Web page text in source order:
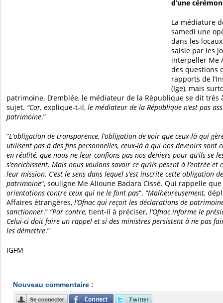
d’une
La médiature
samedi une
dans les
saisie par les
interpeller Me
des questions
rapports de
(Ige), mais
patrimoine. D’emblée, le médiateur de la République se dit très
sujet. “Car, explique-t-il,le médiateur de la République n’est pas
patrimoine.”
“L’obligation de transparence, l’obligation de voir que ceux-là qui
utilisent pas à des fins personnelles, ceux-là à qui nos devenirs sont
en réalité, que nous ne leur confions pas nos deniers pour qu’ils se
s’enrichissent. Mais nous voulons savoir ce qu’ils pèsent à l’entrée et
leur mission. C’est le sens dans lequel s’est inscrite cette obligation
patrimoine“, souligne Me Alioune Badara Cissé. Qui rappelle que
orientations contre ceux qui ne le font pas“. “Malheureusement,
Affaires étrangères,l’Ofnac qui reçoit les déclarations de
sanctionner.” “Par contre, tient-il à préciser,l’Ofnac informe le
Celui-ci doit faire un rappel et si des ministres persistent à ne pas
les démettre.”
IGFM
Nouveau commentaire :